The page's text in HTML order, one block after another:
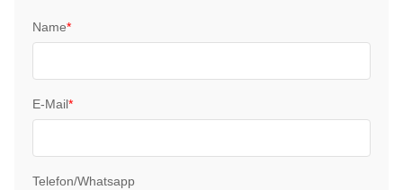
Name*
E-Mail*
Telefon/Whatsapp